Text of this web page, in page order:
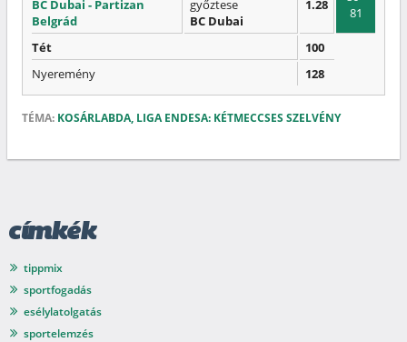
BC Dubai - Partizan
Belgrád
győztese
BC Dubai
1.28
81
Tét
100
Nyeremény
128
TÉMA: KOSÁRLABDA, LIGA ENDESA: KÉTMECCSES SZELVÉNY
címkék
tippmix
sportfogadás
esélylatolgatás
sportelemzés